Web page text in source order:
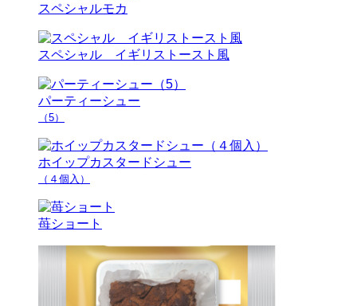
スペシャルモカ
スペシャル イギリストースト風
パーティーシュー
（5）
ホイップカスタードシュー
（４個入）
苺ショート